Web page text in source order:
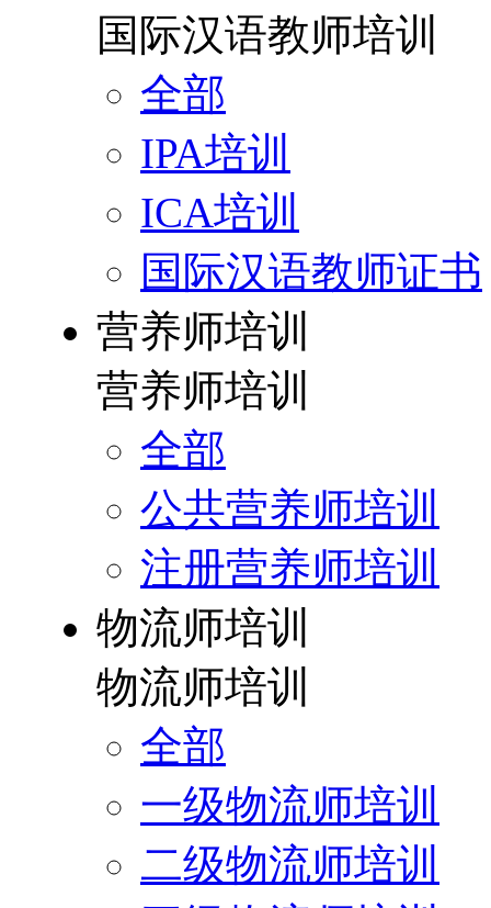
国际汉语教师培训
全部
IPA培训
ICA培训
国际汉语教师证书
营养师培训
营养师培训
全部
公共营养师培训
注册营养师培训
物流师培训
物流师培训
全部
一级物流师培训
二级物流师培训